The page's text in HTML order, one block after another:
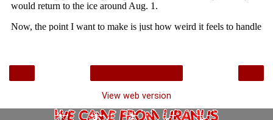
View web version